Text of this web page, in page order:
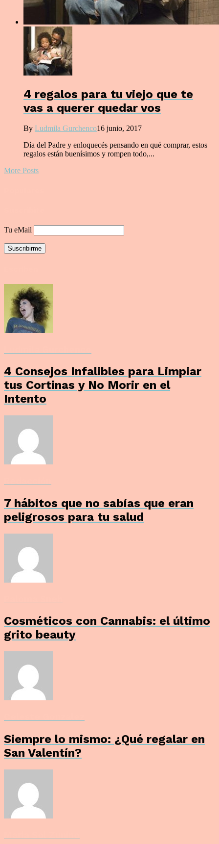
4 regalos para tu viejo que te
vas a querer quedar vos
By Ludmila Gurchenco16 junio, 2017
Día del Padre y enloquecés pensando en qué comprar, estos
regalos están buenísimos y rompen todo,...
More Posts
Tu eMail
4 Consejos Infalibles para Limpiar
tus Cortinas y No Morir en el
Intento
7 hábitos que no sabías que eran
peligrosos para tu salud
Cosméticos con Cannabis: el último
grito beauty
Siempre lo mismo: ¿Qué regalar en
San Valentín?